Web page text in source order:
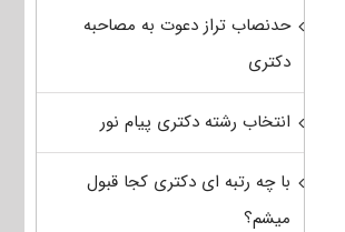
حدنصاب تراز دعوت به مصاحبه
دکتری
انتخاب رشته دکتری پیام نور
با چه رتبه ای دکتری کجا قبول
میشم؟